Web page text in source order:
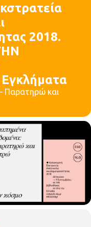
2018.
Παρατηρώ και